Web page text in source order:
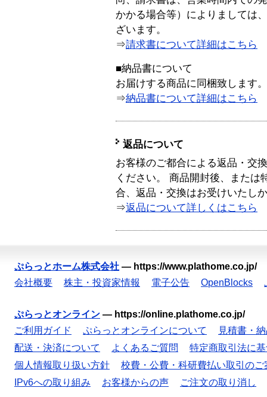
かかる場合等）によりましては
ざいます。
⇒請求書について詳細はこちら
■納品書について
お届けする商品に同梱致します。
⇒納品書について詳細はこちら
返品について
お客様のご都合による返品・交
ください。 商品開封後、または
合、返品・交換はお受けいたし
⇒返品について詳しくはこちら
ぷらっとホーム株式会社 — https://www.plathome.co.jp/
会社概要
株主・投資家情報 電子公告 OpenBlocks
ぷらっとオンライン — https://online.plathome.co.jp/
ご利用ガイド
ぷらっとオンラインについて
見積書・
配送・決済について
よくあるご質問
特定商取引法に
個人情報取り扱い方針
校費・公費・科研費払い取引のご
IPv6への取り組み
お客様からの声 ご注文の取り消し